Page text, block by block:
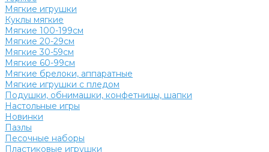
Мягкие игрушки
Куклы мягкие
Мягкие 100-199см
Мягкие 20-29см
Мягкие 30-59см
Мягкие 60-99см
Мягкие брелоки, аппаратные
Мягкие игрушки с пледом
Подушки, обнимашки, конфетницы, шапки
Настольные игры
Новинки
Пазлы
Песочные наборы
Пластиковые игрушки